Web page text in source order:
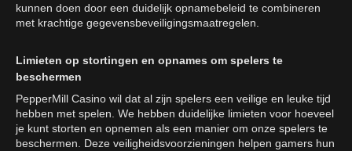
kunnen doen door een duidelijk opnamebeleid te combineren
met krachtige gegevensbeveiligingsmaatregelen.
Limieten op stortingen en opnames om spelers te
beschermen
PepperMill Casino wil dat al zijn spelers een veilige en leuke tijd
hebben met spelen. We hebben duidelijke limieten voor hoeveel
je kunt storten en opnemen als een manier om onze spelers te
beschermen. Deze veiligheidsvoorzieningen helpen gamers hun